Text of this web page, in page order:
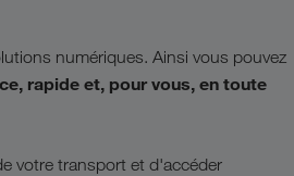
numériques. Ainsi vous pouvez
rapide et, pour vous, en toute
votre transport et d'accéder